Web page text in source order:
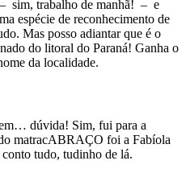
sim, trabalho de manhã! – e
espécie de reconhecimento de
Mas posso adiantar que é o
do litoral do Paraná! Ganha o
da localidade.
dúvida! Sim, fui para a
matracABRAÇO foi a Fabíola
tudo, tudinho de lá.